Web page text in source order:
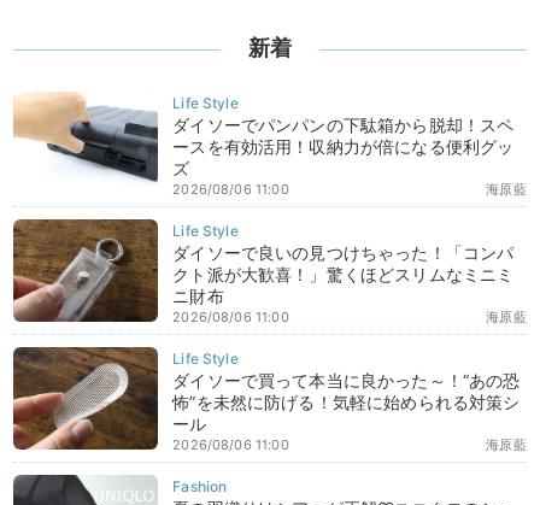
新着
ダイソーでパンパンの下駄箱から脱却！スペ
ースを有効活用！収納力が倍になる便利グッ
ズ
海原藍
2026/08/06 11:00
ダイソーで良いの見つけちゃった！「コンパ
クト派が大歓喜！」驚くほどスリムなミニミ
ニ財布
海原藍
2026/08/06 11:00
ダイソーで買って本当に良かった～！“あの恐
怖”を未然に防げる！気軽に始められる対策シ
ール
海原藍
2026/08/06 11:00